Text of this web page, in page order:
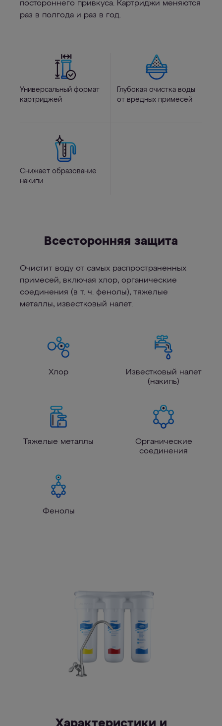
постороннего привкуса. Картриджи меняются
раз в полгода и раз в год.
Универсальный формат
картриджей
Глубокая очистка воды
от вредных примесей
Снижает образование
накипи
Всесторонняя защита
Очистит воду от самых распространенных
примесей, включая хлор, органические
соединения (в т. ч. фенолы), тяжелые
металлы, известковый налет.
Хлор
Известковый налет
(накипь)
Тяжелые металлы
Органические
соединения
Фенолы
Характеристики и